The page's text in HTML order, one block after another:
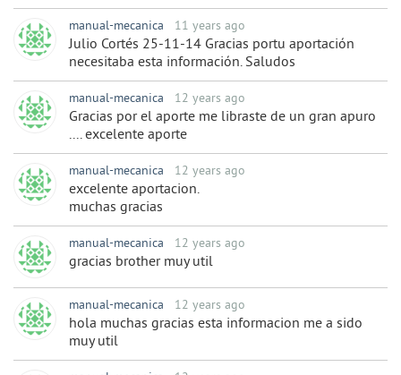
manual-mecanica 11 years ago
Julio Cortés 25-11-14 Gracias portu aportación
necesitaba esta información. Saludos
manual-mecanica 12 years ago
Gracias por el aporte me libraste de un gran apuro
.... excelente aporte
manual-mecanica 12 years ago
excelente aportacion.
muchas gracias
manual-mecanica 12 years ago
gracias brother muy util
manual-mecanica 12 years ago
hola muchas gracias esta informacion me a sido
muy util